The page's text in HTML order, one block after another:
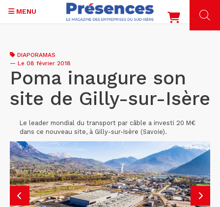
contenu
principal
MENU
DIAPORAMAS
— Le 08 février 2018
Poma inaugure son
site de Gilly-sur-Isère
Le leader mondial du transport par câble a investi 20 M€
dans ce nouveau site, à Gilly-sur-Isère (Savoie).